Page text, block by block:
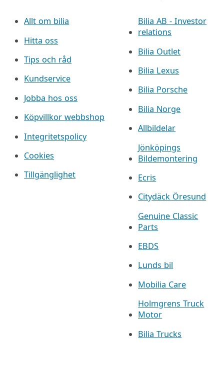
Allt om bilia
Hitta oss
Tips och råd
Kundservice
Jobba hos oss
Köpvillkor webbshop
Integritetspolicy
Cookies
Tillgänglighet
Bilia AB - Investor
relations
Bilia Outlet
Bilia Lexus
Bilia Porsche
Bilia Norge
Allbildelar
Jönköpings
Bildemontering
Ecris
Citydäck Öresund
Genuine Classic
Parts
EBDS
Lunds bil
Mobilia Care
Holmgrens Truck
Motor
Bilia Trucks